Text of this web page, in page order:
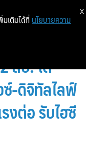
วย!
ลบ. โต
-ดิจิทัลไลฟ์
งต่อ รับไฮซี
มเติมได้ที่ นโยบายความ
X